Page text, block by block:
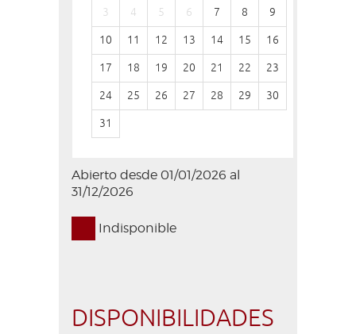
3 4 5 6 7 8 9
10 11 12 13 14 15 16
17 18 19 20 21 22 23
24 25 26 27 28 29 30
31
Abierto desde 01/01/2026 al
31/12/2026
Indisponible
DISPONIBILIDADES